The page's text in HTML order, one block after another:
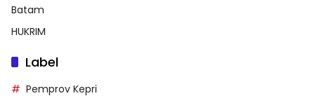
Batam
HUKRIM
Label
Pemprov Kepri